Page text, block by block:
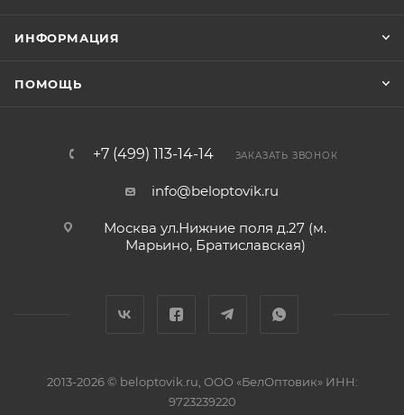
ИНФОРМАЦИЯ
ПОМОЩЬ
+7 (499) 113-14-14 ЗАКАЗАТЬ ЗВОНОК
info@beloptovik.ru
Москва ул.Нижние поля д.27 (м.
Марьино, Братиславская)
2013-2026 © beloptovik.ru, ООО «БелОптовик» ИНН:
9723239220